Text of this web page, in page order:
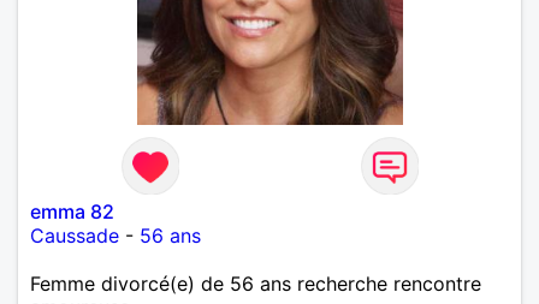
emma 82
Caussade - 56 ans
Femme divorcé(e) de 56 ans recherche rencontre